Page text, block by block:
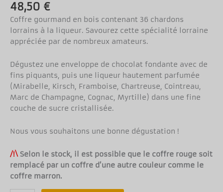
48,50 €
Coffre gourmand en bois contenant 36 chardons
lorrains à la liqueur. Savourez cette spécialité lorraine
appréciée par de nombreux amateurs.
Dégustez une enveloppe de chocolat fondante avec de
fins piquants, puis une liqueur hautement parfumée
(Mirabelle, Kirsch, Framboise, Chartreuse, Cointreau,
Marc de Champagne, Cognac, Myrtille) dans une fine
couche de sucre cristallisée.
Nous vous souhaitons une bonne dégustation !
/!\Selon le stock, il est possible que le coffre rouge soit
remplacé par un coffre d’une autre couleur comme le
coffre marron.